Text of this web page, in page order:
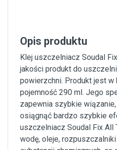
Opis produktu
Klej uszczelniacz Soudal
jakości produkt do
powierzchni. Produkt jest w
pojemność 290 ml. Jego
zapewnia szybkie
osiągnąć bardzo szybkie
uszczelniacz Soudal Fix All
wodę, oleje,